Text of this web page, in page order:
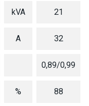
kVA 21
A 32
0,89/0,99
% 88